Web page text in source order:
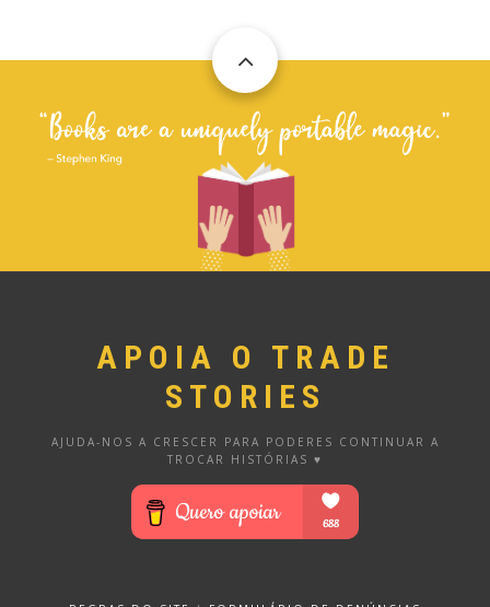
APOIA O TRADE
STORIES
AJUDA-NOS A CRESCER PARA PODERES CONTINUAR A
TROCAR HISTÓRIAS ♥